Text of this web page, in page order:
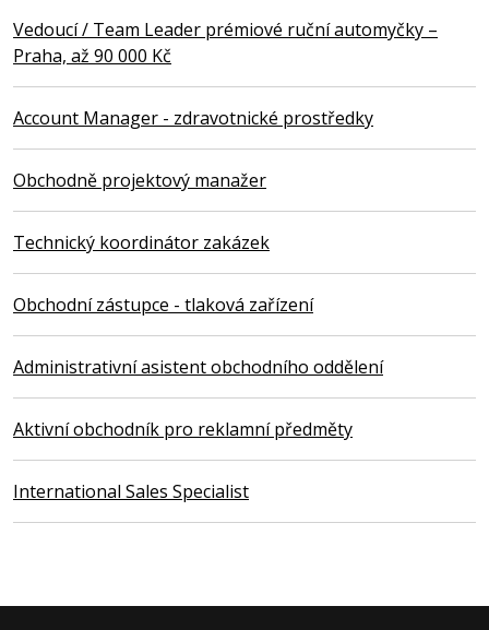
Vedoucí / Team Leader prémiové ruční automyčky –
Praha, až 90 000 Kč
Account Manager - zdravotnické prostředky
Obchodně projektový manažer
Technický koordinátor zakázek
Obchodní zástupce - tlaková zařízení
Administrativní asistent obchodního oddělení
Aktivní obchodník pro reklamní předměty
International Sales Specialist